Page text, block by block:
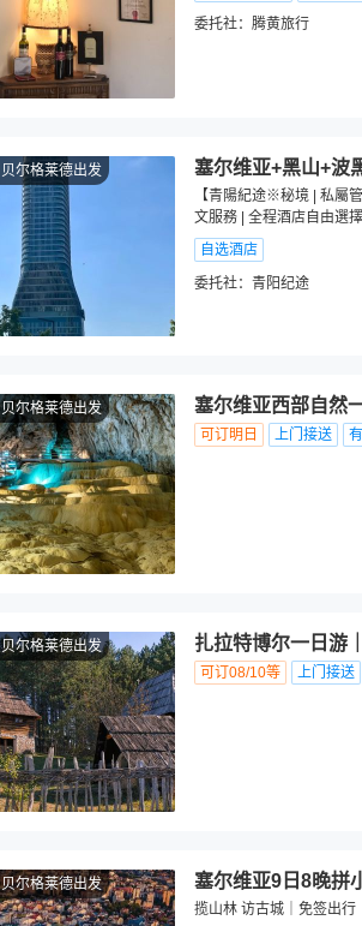
委托社： 腾黄旅行
贝尔格莱德出发 塞尔维亚+黑山+波
【青陽紀途※秘境 | 私屬
文服務 | 全程酒店自由選擇
自选酒店
委托社： 青阳纪途
贝尔格莱德出发 塞尔维亚西部自然
可订明日 上门接送
贝尔格莱德出发 扎拉特博尔一日游
可订08/10等 上门接送
贝尔格莱德出发 塞尔维亚9日8晚拼
揽山林 访古城｜免签出